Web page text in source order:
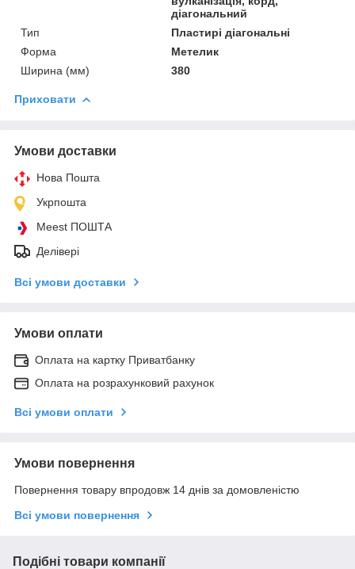
діагональний
Тип
Пластирі діагональні
Форма
Метелик
Ширина (мм)
380
Приховати
Умови доставки
Нова Пошта
Укрпошта
Meest ПОШТА
Делівері
Всі умови доставки
Умови оплати
Оплата на картку Приватбанку
Оплата на розрахунковий рахунок
Всі умови оплати
Умови повернення
Повернення товару впродовж 14 днів за домовленістю
Всі умови повернення
Подібні товари компанії